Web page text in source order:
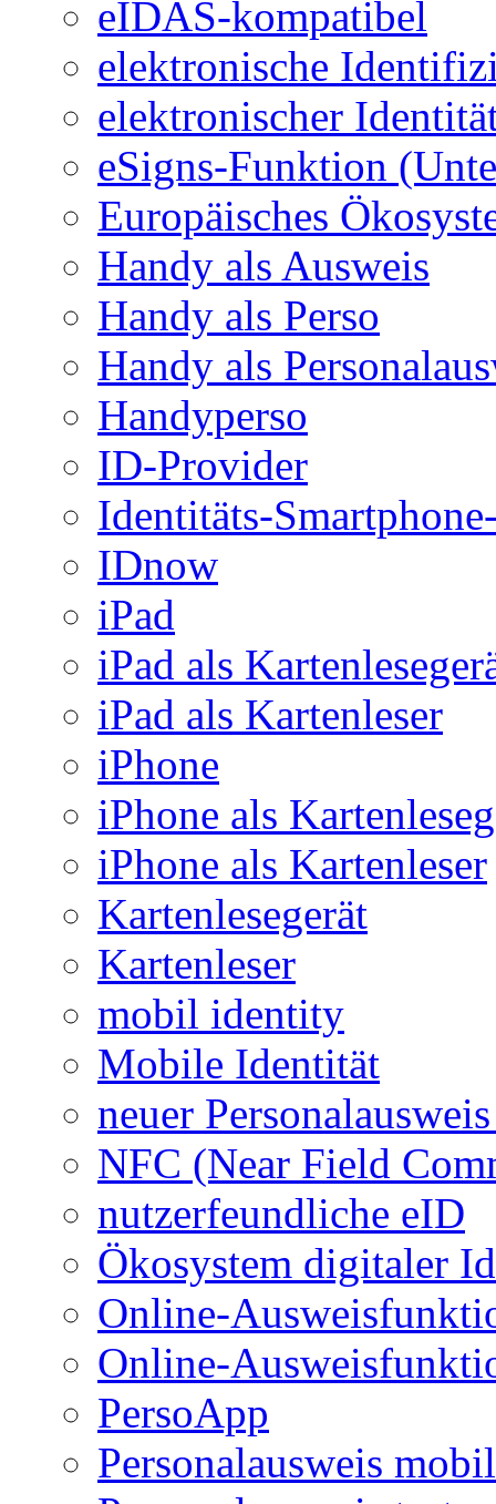
eIDAS-kompatibel
elektronische
elektronischer
eSigns-Funktion
Europäisches
Handy als Ausweis
Handy als Perso
Handy als
Handyperso
ID-Provider
Identitäts-
IDnow
iPad
iPad als
iPad als Kartenleser
iPhone
iPhone als
iPhone als Kartenleser
Kartenlesegerät
Kartenleser
mobil identity
Mobile Identität
neuer
NFC (Near Field
nutzerfeundliche eID
Ökosystem digitaler
Online-
Online-
PersoApp
Personalausweis mobil